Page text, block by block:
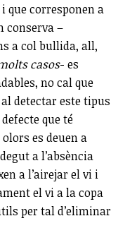
que corresponen a
conserva –
a col bullida, all,
casos- es
no cal que
detectar este tipus
que té
es deuen a
a l’absència
a l’airejar el vi i
el vi a la copa
per tal d’eliminar